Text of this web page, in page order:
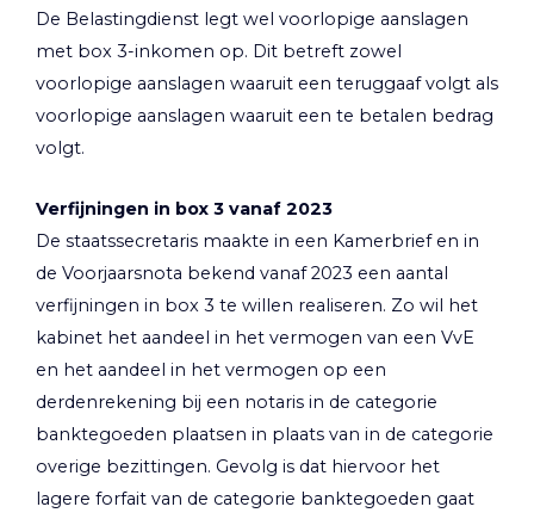
De Belastingdienst legt wel voorlopige aanslagen
met box 3-inkomen op. Dit betreft zowel
voorlopige aanslagen waaruit een teruggaaf volgt als
voorlopige aanslagen waaruit een te betalen bedrag
volgt.
Verfijningen in box 3 vanaf 2023
De staatssecretaris maakte in een Kamerbrief en in
de Voorjaarsnota bekend vanaf 2023 een aantal
verfijningen in box 3 te willen realiseren. Zo wil het
kabinet het aandeel in het vermogen van een VvE
en het aandeel in het vermogen op een
derdenrekening bij een notaris in de categorie
banktegoeden plaatsen in plaats van in de categorie
overige bezittingen. Gevolg is dat hiervoor het
lagere forfait van de categorie banktegoeden gaat